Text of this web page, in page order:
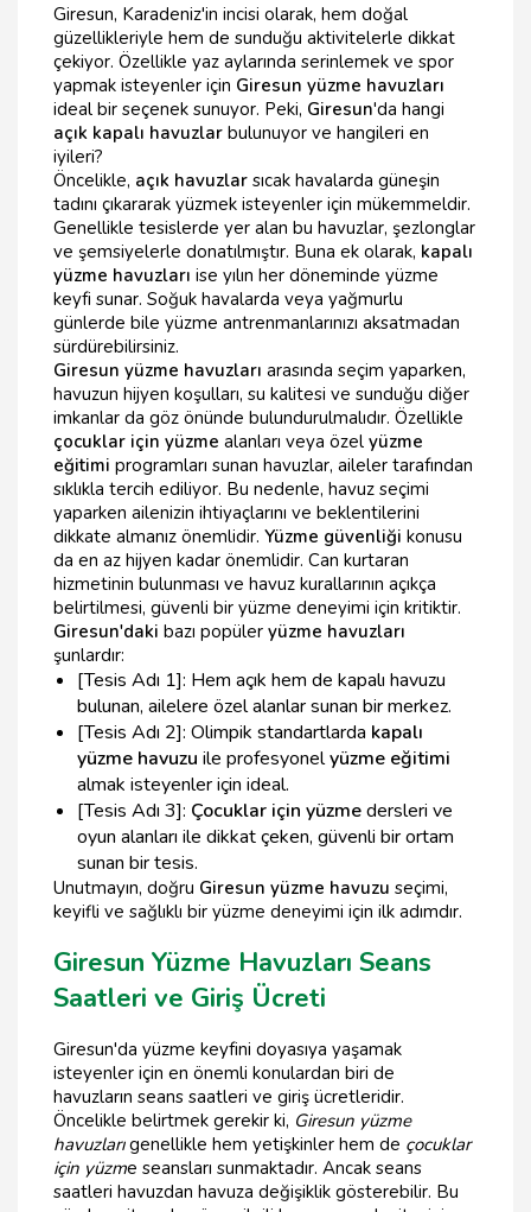
Giresun, Karadeniz'in incisi olarak, hem doğal
güzellikleriyle hem de sunduğu aktivitelerle dikkat
çekiyor. Özellikle yaz aylarında serinlemek ve spor
yapmak isteyenler için Giresun yüzme havuzları
ideal bir seçenek sunuyor. Peki, Giresun'da hangi
açık kapalı havuzlar bulunuyor ve hangileri en
iyileri?
Öncelikle, açık havuzlar sıcak havalarda güneşin
tadını çıkararak yüzmek isteyenler için mükemmeldir.
Genellikle tesislerde yer alan bu havuzlar, şezlonglar
ve şemsiyelerle donatılmıştır. Buna ek olarak, kapalı
yüzme havuzları ise yılın her döneminde yüzme
keyfi sunar. Soğuk havalarda veya yağmurlu
günlerde bile yüzme antrenmanlarınızı aksatmadan
sürdürebilirsiniz.
Giresun yüzme havuzları arasında seçim yaparken,
havuzun hijyen koşulları, su kalitesi ve sunduğu diğer
imkanlar da göz önünde bulundurulmalıdır. Özellikle
çocuklar için yüzme alanları veya özel yüzme
eğitimi programları sunan havuzlar, aileler tarafından
sıklıkla tercih ediliyor. Bu nedenle, havuz seçimi
yaparken ailenizin ihtiyaçlarını ve beklentilerini
dikkate almanız önemlidir. Yüzme güvenliği konusu
da en az hijyen kadar önemlidir. Can kurtaran
hizmetinin bulunması ve havuz kurallarının açıkça
belirtilmesi, güvenli bir yüzme deneyimi için kritiktir.
Giresun'daki bazı popüler yüzme havuzları
şunlardır:
[Tesis Adı 1]: Hem açık hem de kapalı havuzu
bulunan, ailelere özel alanlar sunan bir merkez.
[Tesis Adı 2]: Olimpik standartlarda kapalı
yüzme havuzu ile profesyonelyüzme eğitimi
almak isteyenler için ideal.
[Tesis Adı 3]: Çocuklar için yüzmedersleri ve
oyun alanları ile dikkat çeken, güvenli bir ortam
sunan bir tesis.
Unutmayın, doğru Giresun yüzme havuzu seçimi,
keyifli ve sağlıklı bir yüzme deneyimi için ilk adımdır.
Giresun Yüzme Havuzları Seans
Saatleri ve Giriş Ücreti
Giresun'da yüzme keyfini doyasıya yaşamak
isteyenler için en önemli konulardan biri de
havuzların seans saatleri ve giriş ücretleridir.
Öncelikle belirtmek gerekir ki, Giresun yüzme
havuzlarıgenellikle hem yetişkinler hem de çocuklar
için yüzme seansları sunmaktadır. Ancak seans
saatleri havuzdan havuza değişiklik gösterebilir. Bu